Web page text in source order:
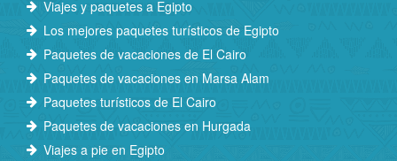
Viajes y paquetes a Egipto
Los mejores paquetes turísticos de Egipto
Paquetes de vacaciones de El Cairo
Paquetes de vacaciones en Marsa Alam
Paquetes turísticos de El Cairo
Paquetes de vacaciones en Hurgada
Viajes a pie en Egipto